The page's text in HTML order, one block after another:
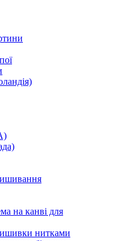
на канві для
нитками